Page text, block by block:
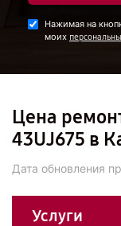
Нажимая на
моих
Цена
43UJ675 в
Дата обновления
Услуги